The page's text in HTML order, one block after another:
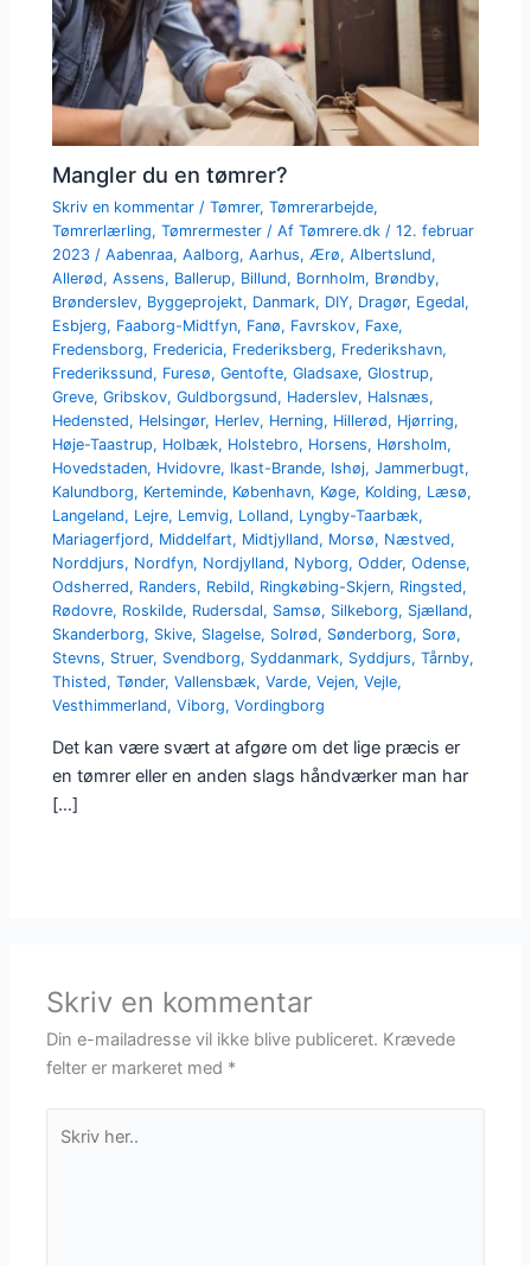
Mangler du en tømrer?
Skriv en kommentar /Tømrer,Tømrerarbejde,
Tømrerlærling,Tømrermester / AfTømrere.dk/12. februar
2023/Aabenraa,Aalborg,Aarhus,Ærø,Albertslund,
Allerød,Assens, Ballerup, Billund, Bornholm, Brøndby,
Brønderslev, Byggeprojekt, Danmark, DIY, Dragør, Egedal,
Esbjerg, Faaborg-Midtfyn, Fanø, Favrskov, Faxe,
Fredensborg, Fredericia, Frederiksberg, Frederikshavn,
Frederikssund, Furesø,Gentofte,Gladsaxe,Glostrup,
Greve,Gribskov,Guldborgsund, Haderslev, Halsnæs,
Hedensted, Helsingør, Herlev, Herning, Hillerød, Hjørring,
Høje-Taastrup, Holbæk, Holstebro, Horsens, Hørsholm,
Hovedstaden, Hvidovre, Ikast-Brande, Ishøj,Jammerbugt,
Kalundborg, Kerteminde, København, Køge, Kolding, Læsø,
Langeland, Lejre, Lemvig, Lolland, Lyngby-Taarbæk,
Mariagerfjord, Middelfart, Midtjylland, Morsø, Næstved,
Norddjurs, Nordfyn, Nordjylland, Nyborg,Odder,Odense,
Odsherred, Randers, Rebild, Ringkøbing-Skjern, Ringsted,
Rødovre, Roskilde, Rudersdal, Samsø, Silkeborg, Sjælland,
Skanderborg, Skive, Slagelse, Solrød, Sønderborg, Sorø,
Stevns, Struer, Svendborg, Syddanmark, Syddjurs,Tårnby,
Thisted,Tønder,Vallensbæk,Varde,Vejen,Vejle,
Vesthimmerland,Viborg,Vordingborg
Det kan være svært at afgøre om det lige præcis er
en tømrer eller en anden slags håndværker man har
[…]
Skriv en kommentar
Din e-mailadresse vil ikke blive publiceret. Krævede
felter er markeret med *
her..